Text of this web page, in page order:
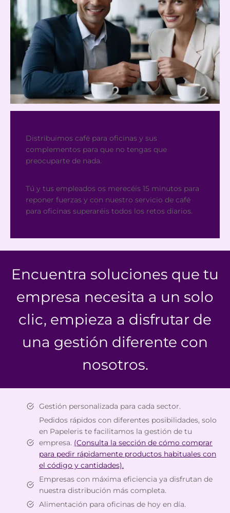
Distribuimos café para oficinas y sus
complementos para que no tengas que
preocuparte de nada.
Tú y tus empleados os merecéis 15 minutos para
reponer fuerzas y con nuestro servicio de café
para oficinas superaréis todos los retos diarios.
Encuentra soluciones que tu
empresa necesita a un solo
clic, empieza a disfrutar de
una gestión diferente con
nosotros.
Gestión personalizada para cada sector.
Pedidos rápidos con diferentes posibilidades, solo
en Papeleris te facilitamos la gestión de tu
empresa. (Consulta la sección de cómo comprar
para pedir rápidamente productos habituales con
el código y cantidades).
Empresas con máxima eficiencia ya disfrutan de
nuestra distribución más completa.
Alimentación para oficinas de hoy en día.